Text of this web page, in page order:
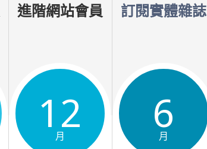
進階網站會員
12
月
訂閱實體雜誌
6
月